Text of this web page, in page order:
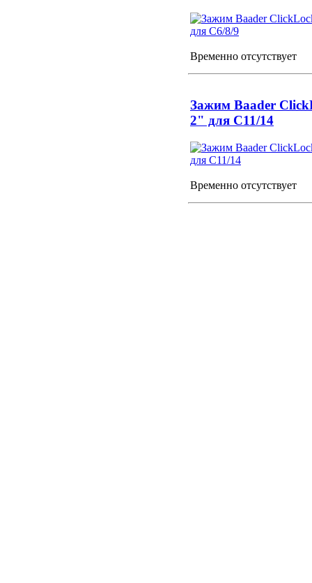
Временно отсутствует
Зажим Baader
2" для С11/14
Временно отсутствует